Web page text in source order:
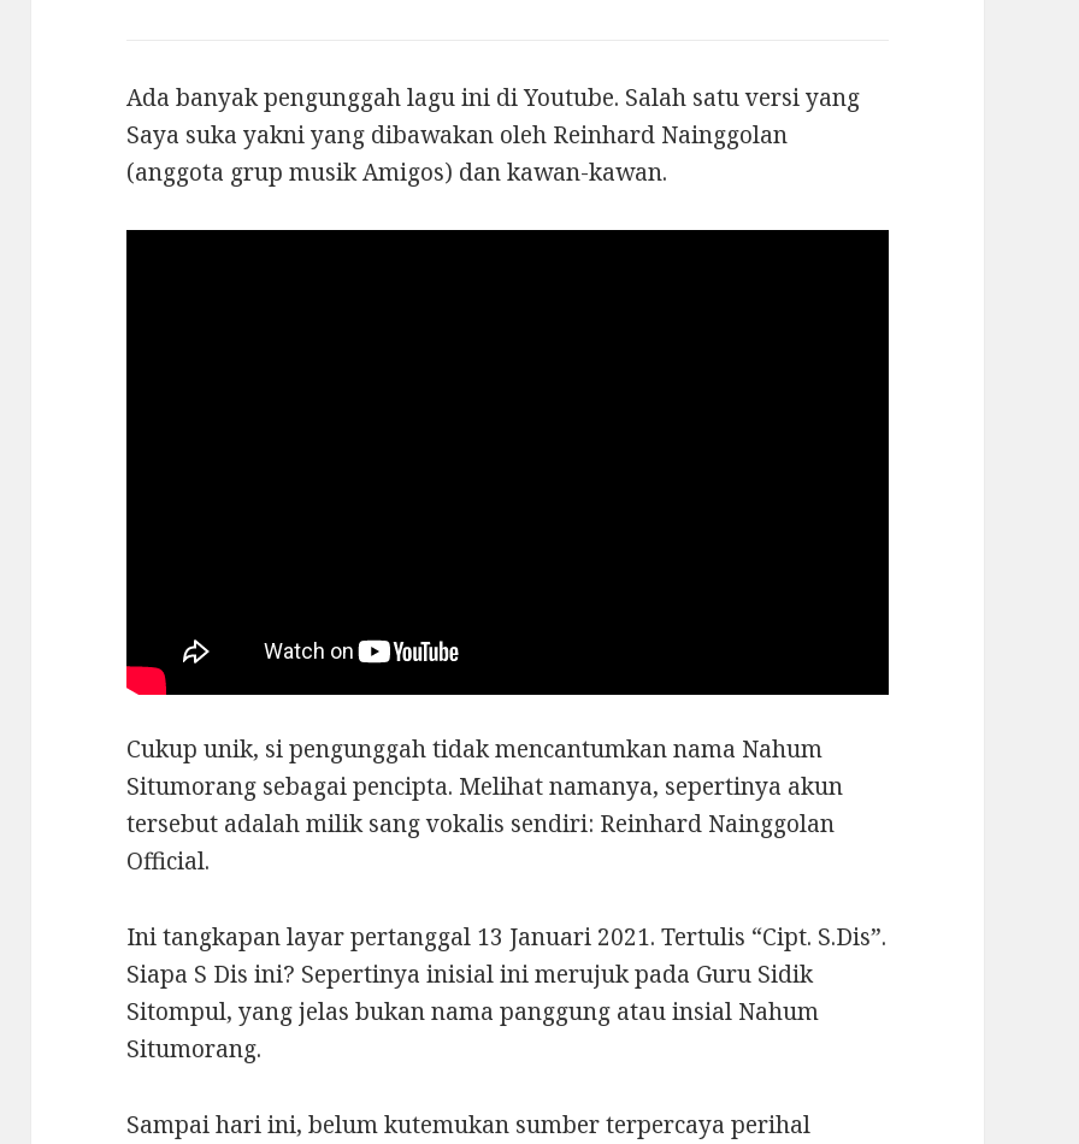
Ada banyak pengunggah lagu ini di Youtube. Salah satu versi yang
Saya suka yakni yang dibawakan oleh Reinhard Nainggolan
(anggota grup musik Amigos) dan kawan-kawan.
Cukup unik, si pengunggah tidak mencantumkan nama Nahum
Situmorang sebagai pencipta. Melihat namanya, sepertinya akun
tersebut adalah milik sang vokalis sendiri: Reinhard Nainggolan
Official.
Ini tangkapan layar pertanggal 13 Januari 2021. Tertulis “Cipt. S.Dis”.
Siapa S Dis ini? Sepertinya inisial ini merujuk pada Guru Sidik
Sitompul, yang jelas bukan nama panggung atau insial Nahum
Situmorang.
Sampai hari ini, belum kutemukan sumber terpercaya perihal